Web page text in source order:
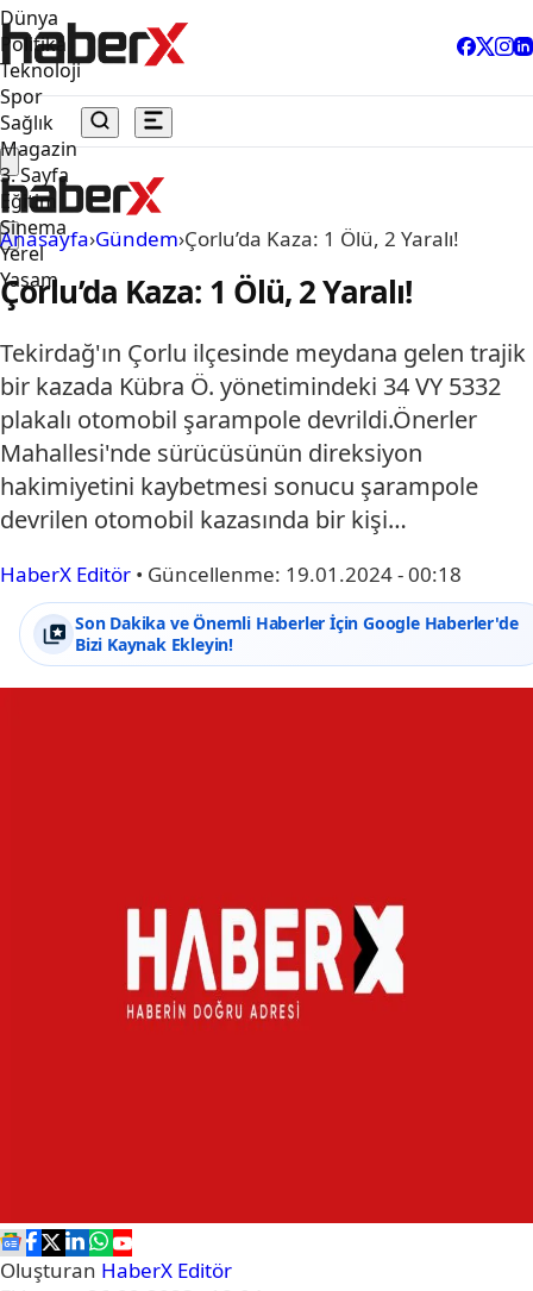
Dünya
Politika
Teknoloji
Spor
Sağlık
Magazin
3. Sayfa
Eğitim
Sinema
Yerel
Yaşam
Anasayfa›Gündem›Çorlu’da Kaza: 1 Ölü, 2 Yaralı!
Çorlu’da Kaza: 1 Ölü, 2 Yaralı!
Tekirdağ'ın Çorlu ilçesinde meydana gelen trajik
bir kazada Kübra Ö. yönetimindeki 34 VY 5332
plakalı otomobil şarampole devrildi.Önerler
Mahallesi'nde sürücüsünün direksiyon
hakimiyetini kaybetmesi sonucu şarampole
devrilen otomobil kazasında bir kişi…
HaberX Editör • Güncellenme: 19.01.2024 - 00:18
Son Dakika ve Önemli Haberler İçin Google Haberler'de
Bizi Kaynak Ekleyin!
Oluşturan HaberX Editör